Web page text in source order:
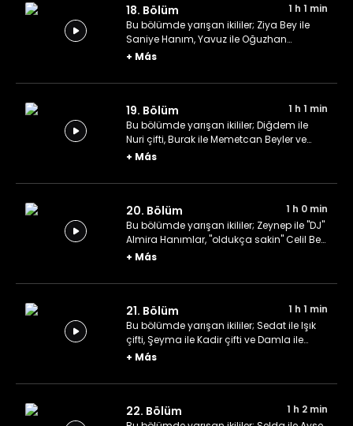
18. Bölüm
1 h 1 min
Bu bölümde yarışan ikililer; Ziya Bey ile
Saniye Hanım, Yavuz ile Oğuzhan
kardeşler ve Serap ile Yiğit kardeşler.
+ Más
19. Bölüm
1 h 1 min
Bu bölümde yarışan ikililer; Diğdem ile
Nuri çifti, Burak ile Memetcan Beyler ve
yeni evli Ebru ile Ozan çifti.
+ Más
20. Bölüm
1 h 0 min
Bu bölümde yarışan ikililer; Zeynep ile "DJ"
Almira Hanımlar, "oldukça sakin" Celil Bey
ile "heyecanlı" Fazilet Hanım ve Türkçe
Hanım.
+ Más
21. Bölüm
1 h 1 min
Bu bölümde yarışan ikililer; Sedat ile Işık
çifti, Şeyma ile Kadir çifti ve Damla ile
Gökhan çifti.
+ Más
22. Bölüm
1 h 2 min